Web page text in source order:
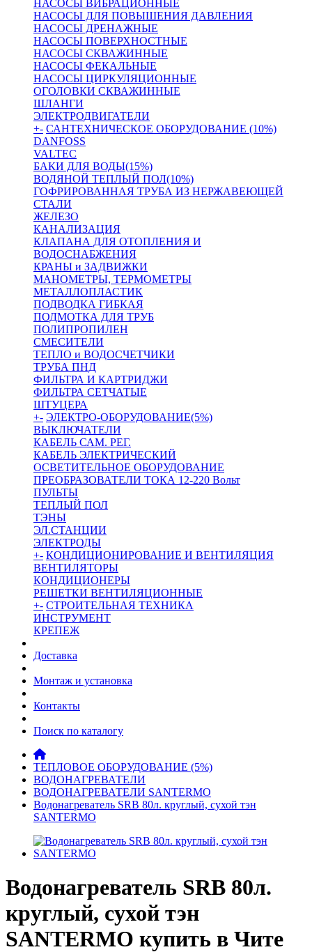
НАСОСЫ ВИБРАЦИОННЫЕ
НАСОСЫ ДЛЯ ПОВЫШЕНИЯ ДАВЛЕНИЯ
НАСОСЫ ДРЕНАЖНЫЕ
НАСОСЫ ПОВЕРХНОСТНЫЕ
НАСОСЫ СКВАЖИННЫЕ
НАСОСЫ ФЕКАЛЬНЫЕ
НАСОСЫ ЦИРКУЛЯЦИОННЫЕ
ОГОЛОВКИ СКВАЖИННЫЕ
ШЛАНГИ
ЭЛЕКТРОДВИГАТЕЛИ
+- САНТЕХНИЧЕСКОЕ ОБОРУДОВАНИЕ (10%)
DANFOSS
VALTEC
БАКИ ДЛЯ ВОДЫ(15%)
ВОДЯНОЙ ТЕПЛЫЙ ПОЛ(10%)
ГОФРИРОВАННАЯ ТРУБА ИЗ НЕРЖАВЕЮЩЕЙ
СТАЛИ
ЖЕЛЕЗО
КАНАЛИЗАЦИЯ
КЛАПАНА ДЛЯ ОТОПЛЕНИЯ И
ВОДОСНАБЖЕНИЯ
КРАНЫ и ЗАДВИЖКИ
МАНОМЕТРЫ, ТЕРМОМЕТРЫ
МЕТАЛЛОПЛАСТИК
ПОДВОДКА ГИБКАЯ
ПОДМОТКА ДЛЯ ТРУБ
ПОЛИПРОПИЛЕН
СМЕСИТЕЛИ
ТЕПЛО и ВОДОСЧЕТЧИКИ
ТРУБА ПНД
ФИЛЬТРА И КАРТРИДЖИ
ФИЛЬТРА СЕТЧАТЫЕ
ШТУЦЕРА
+- ЭЛЕКТРО-ОБОРУДОВАНИЕ(5%)
ВЫКЛЮЧАТЕЛИ
КАБЕЛЬ САМ. РЕГ.
КАБЕЛЬ ЭЛЕКТРИЧЕСКИЙ
ОСВЕТИТЕЛЬНОЕ ОБОРУДОВАНИЕ
ПРЕОБРАЗОВАТЕЛИ ТОКА 12-220 Вольт
ПУЛЬТЫ
ТЕПЛЫЙ ПОЛ
ТЭНЫ
ЭЛ.СТАНЦИИ
ЭЛЕКТРОДЫ
+- КОНДИЦИОНИРОВАНИЕ И ВЕНТИЛЯЦИЯ
ВЕНТИЛЯТОРЫ
КОНДИЦИОНЕРЫ
РЕШЕТКИ ВЕНТИЛЯЦИОННЫЕ
+- СТРОИТЕЛЬНАЯ ТЕХНИКА
ИНСТРУМЕНТ
КРЕПЕЖ
Доставка
Монтаж и установка
Контакты
Поиск по каталогу
ТЕПЛОВОЕ ОБОРУДОВАНИЕ (5%)
ВОДОНАГРЕВАТЕЛИ
ВОДОНАГРЕВАТЕЛИ SANTERMO
Водонагреватель SRB 80л. круглый, сухой тэн
SANTERMO
Водонагреватель SRB 80л.
круглый, сухой тэн
SANTERMO купить в Чите